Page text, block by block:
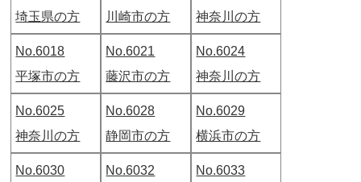
埼玉県の方
川崎市の方
神奈川の方
No.6018
平塚市の方
No.6021
藤沢市の方
No.6024
神奈川の方
No.6025
神奈川の方
No.6028
静岡市の方
No.6029
横浜市の方
No.6030
No.6032
No.6033